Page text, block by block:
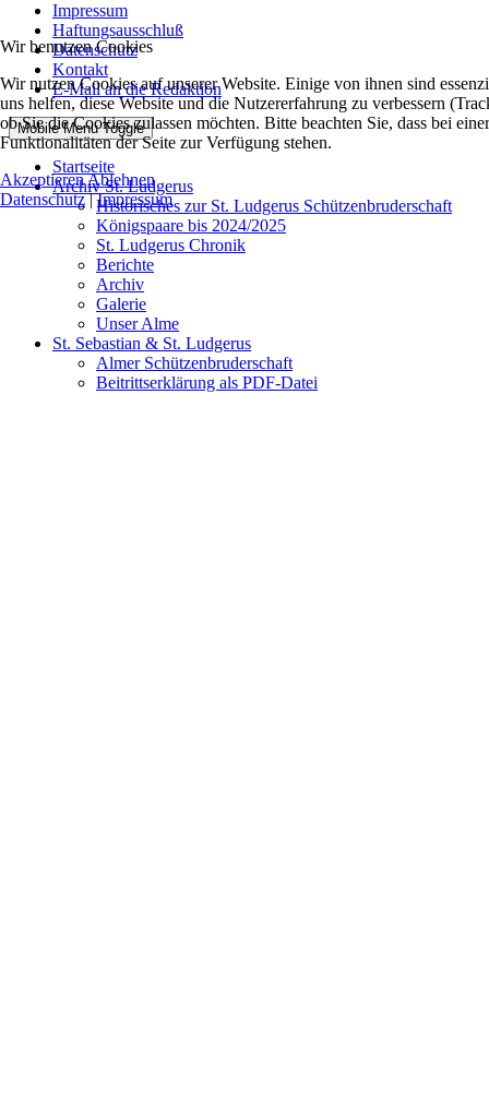
Impressum
Haftungsausschluß
Datenschutz
Kontakt
E-Mail an die Redaktion
Mobile Menu Toggle
Startseite
Archiv St. Ludgerus
Historisches zur St. Ludgerus Schützenbruderschaft
Königspaare bis 2024/2025
St. Ludgerus Chronik
Berichte
Archiv
Galerie
Unser Alme
St. Sebastian & St. Ludgerus
Almer Schützenbruderschaft
Beitrittserklärung als PDF-Datei
Wir benutzen Cookies
Wir nutzen Cookies auf unserer Website. Einige von ihnen sind
uns helfen, diese Website und die Nutzererfahrung zu verbessern
ob Sie die Cookies zulassen möchten. Bitte beachten Sie, dass bei
Funktionalitäten der Seite zur Verfügung stehen.
AkzeptierenAblehnen
Datenschutz|Impressum